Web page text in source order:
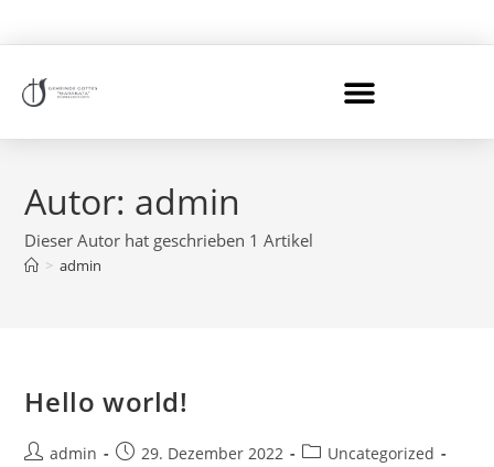
Autor: admin
Dieser Autor hat geschrieben 1 Artikel
> admin
Hello world!
admin 29. Dezember 2022
Uncategorized